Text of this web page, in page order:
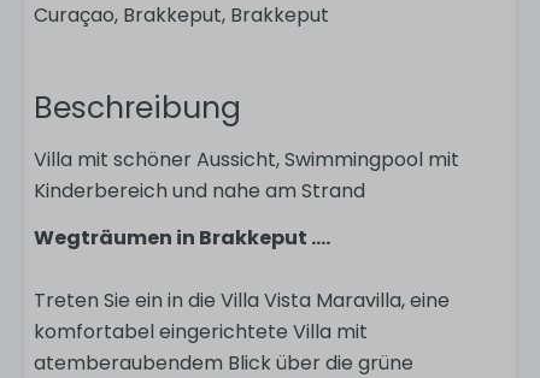
Curaçao, Brakkeput, Brakkeput
Beschreibung
Villa mit schöner Aussicht, Swimmingpool mit
Kinderbereich und nahe am Strand
Wegträumen in Brakkeput ....
Treten Sie ein in die Villa Vista Maravilla, eine
komfortabel eingerichtete Villa mit
atemberaubendem Blick über die grüne